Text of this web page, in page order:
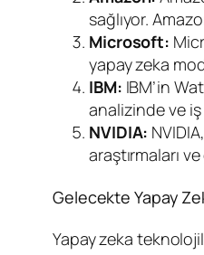
sağlıyor.
Microsoft:
yapay zeka
IBM: IBM’in
analizinde ve
NVIDIA:
araştırmaları
Gelecekte Yapay
Yapay zeka